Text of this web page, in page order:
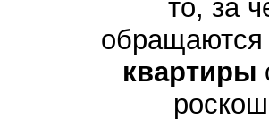
то, за
квартиры